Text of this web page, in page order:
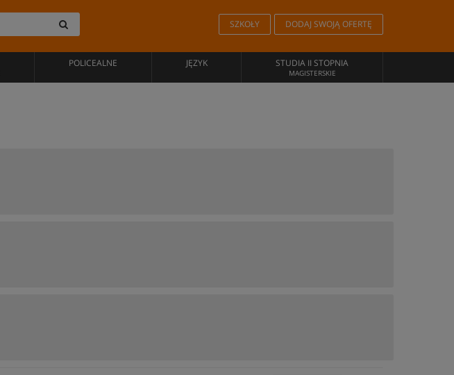
SZKOŁY DODAJ SWOJĄ OFERTĘ
POLICEALNE JĘZYK STUDIA II STOPNIA
MAGISTERSKIE